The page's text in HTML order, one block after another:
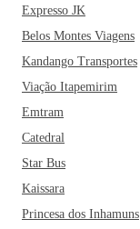
Expresso JK
Belos Montes Viagens
Kandango Transportes
Viação Itapemirim
Emtram
Catedral
Star Bus
Kaissara
Princesa dos Inhamuns